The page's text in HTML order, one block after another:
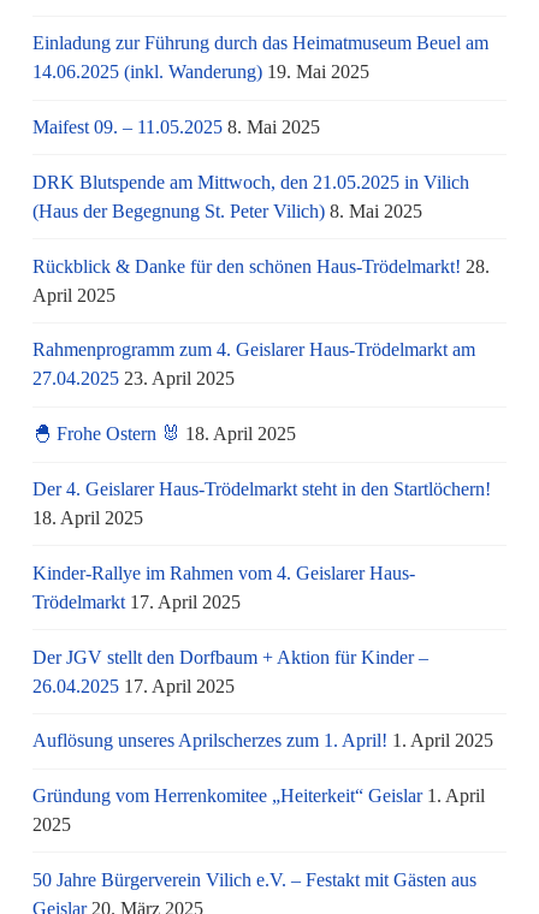
Einladung zur Führung durch das Heimatmuseum Beuel am
14.06.2025 (inkl. Wanderung) 19. Mai 2025
Maifest 09. – 11.05.2025 8. Mai 2025
DRK Blutspende am Mittwoch, den 21.05.2025 in Vilich
(Haus der Begegnung St. Peter Vilich) 8. Mai 2025
Rückblick & Danke für den schönen Haus-Trödelmarkt! 28.
April 2025
Rahmenprogramm zum 4. Geislarer Haus-Trödelmarkt am
27.04.2025 23. April 2025
🐣 Frohe Ostern 🐰 18. April 2025
Der 4. Geislarer Haus-Trödelmarkt steht in den Startlöchern!
18. April 2025
Kinder-Rallye im Rahmen vom 4. Geislarer Haus-
Trödelmarkt 17. April 2025
Der JGV stellt den Dorfbaum + Aktion für Kinder –
26.04.2025 17. April 2025
Auflösung unseres Aprilscherzes zum 1. April! 1. April 2025
Gründung vom Herrenkomitee „Heiterkeit“ Geislar 1. April
2025
50 Jahre Bürgerverein Vilich e.V. – Festakt mit Gästen aus
Geislar 20. März 2025